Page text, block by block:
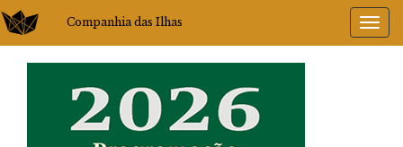
Companhia das Ilhas